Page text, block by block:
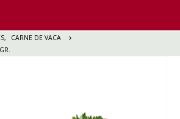
,
CARNE DE VACA